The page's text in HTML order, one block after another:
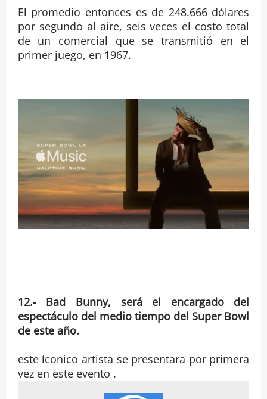
El promedio entonces es de 248.666 dólares
por segundo al aire, seis veces el costo total
de un comercial que se transmitió en el
primer juego, en 1967.
12.- Bad Bunny, será el encargado del
espectáculo del medio tiempo del Super Bowl
de este año.
este íconico artista se presentara por primera
vez en este evento .